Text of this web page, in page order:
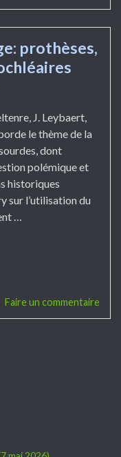
prothèses,
J. Leybaert,
le thème de la
dont
polémique et
historiques
sur l’utilisation du
…
Faire un commentaire